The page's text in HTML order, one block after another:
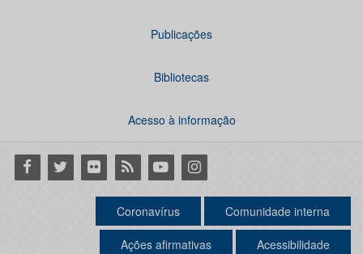
Publicações
Bibliotecas
Acesso à informação
Facebook
Twitter Flickr RSS YoutubeInstagram
Coronavírus Comunidade interna
Ações afirmativas Acessibilidade